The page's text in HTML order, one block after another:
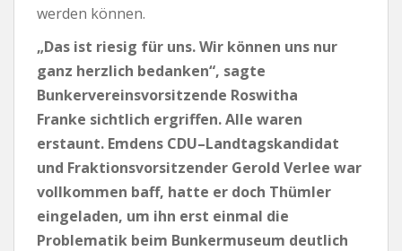
werden können.
„Das ist riesig für uns. Wir können uns nur
ganz herzlich bedanken“, sagte
Bunkervereinsvorsitzende Roswitha
Franke sichtlich ergriffen. Alle waren
erstaunt. Emdens CDU–Landtagskandidat
und Fraktionsvorsitzender Gerold Verlee war
vollkommen baff, hatte er doch Thümler
eingeladen, um ihn erst einmal die
Problematik beim Bunkermuseum deutlich